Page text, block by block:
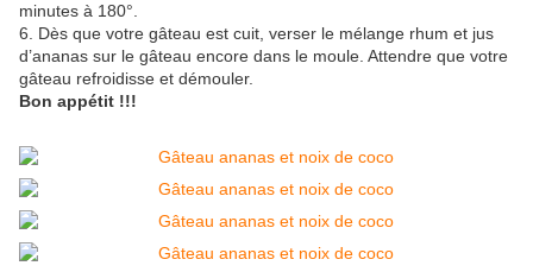
minutes à 180°.
6. Dès que votre gâteau est cuit, verser le mélange rhum et jus
d’ananas sur le gâteau encore dans le moule. Attendre que votre
gâteau refroidisse et démouler.
Bon appétit !!!